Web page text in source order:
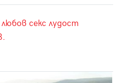
любов секс лудост